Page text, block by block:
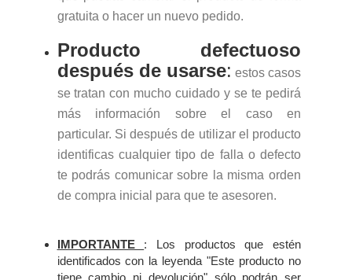
gratuita o hacer un nuevo pedido.
Producto defectuoso
después de usarse: estos casos
se tratan con mucho cuidado y se te pedirá
más información sobre el caso en
particular. Si después de utilizar el producto
identificas cualquier tipo de falla o defecto
te podrás comunicar sobre la misma orden
de compra inicial para que te asesoren.
IMPORTANTE : Los productos que estén
identificados con la leyenda "Este producto no